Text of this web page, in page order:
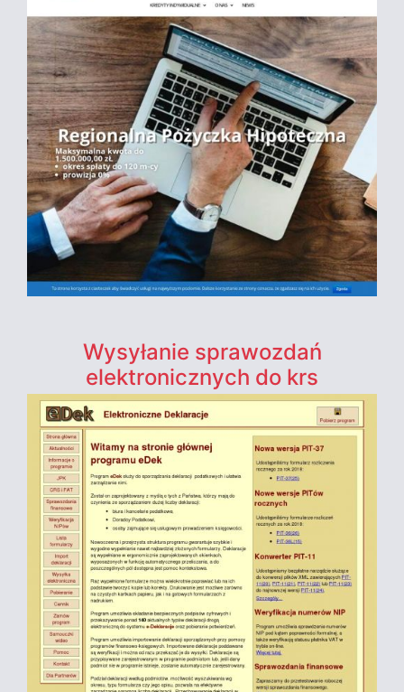
Wysyłanie sprawozdań
elektronicznych do krs